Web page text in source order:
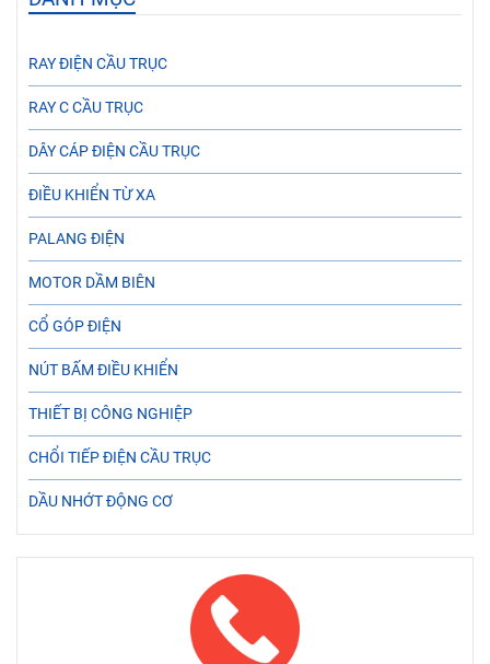
RAY ĐIỆN CẦU TRỤC
RAY C CẦU TRỤC
DÂY CÁP ĐIỆN CẦU TRỤC
ĐIỀU KHIỂN TỪ XA
PALANG ĐIỆN
MOTOR DẦM BIÊN
CỔ GÓP ĐIỆN
NÚT BẤM ĐIỀU KHIỂN
THIẾT BỊ CÔNG NGHIỆP
CHỔI TIẾP ĐIỆN CẦU TRỤC
DẦU NHỚT ĐỘNG CƠ